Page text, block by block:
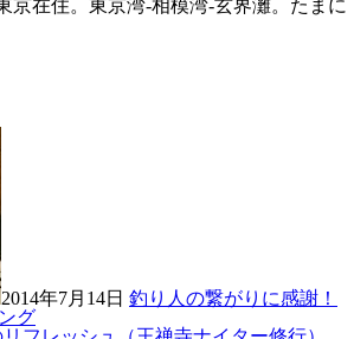
京在住。東京湾-相模湾-玄界灘。たまに
2014年7月14日 釣り人の繋がりに感謝！
グ